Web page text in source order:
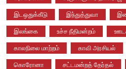
இடஒதுக்கீடு இந்துத்துவா
இலங்கை உச்ச நீதிமன்றம்
காலநிலை மாற்றம் காவி அரசியல்
கொரோனா சட்டமன்றத் தேர்தல்